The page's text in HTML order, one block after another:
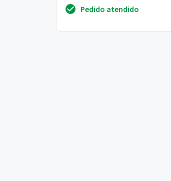
Pedido atendido